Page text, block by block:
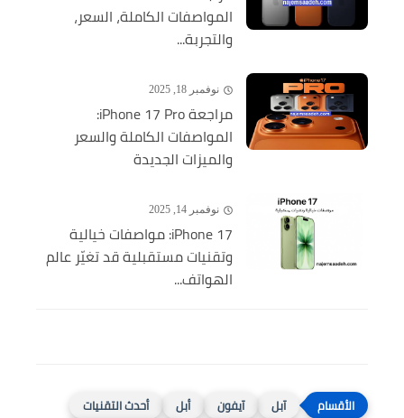
المواصفات الكاملة، السعر،
والتجربة...
نوفمبر 18, 2025
مراجعة iPhone 17 Pro:
المواصفات الكاملة والسعر
والميزات الجديدة
نوفمبر 14, 2025
iPhone 17: مواصفات خيالية
وتقنيات مستقبلية قد تغيّر عالم
الهواتف...
آبل آيفون أبل
أحدث التقنيات